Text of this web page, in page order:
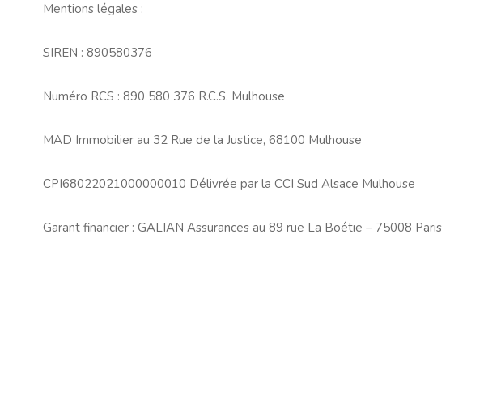
Mentions légales :
SIREN : 890580376
Numéro RCS : 890 580 376 R.C.S. Mulhouse
MAD Immobilier au 32 Rue de la Justice, 68100 Mulhouse
CPI68022021000000010 Délivrée par la CCI Sud Alsace Mulhouse
Garant financier : GALIAN Assurances au 89 rue La Boétie – 75008 Paris